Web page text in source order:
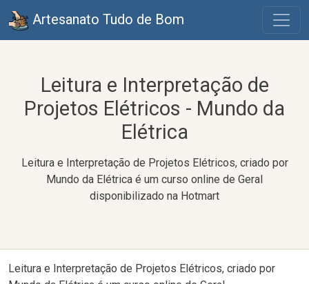
Artesanato Tudo de Bom
Leitura e Interpretação de
Projetos Elétricos - Mundo da
Elétrica
Leitura e Interpretação de Projetos Elétricos, criado por
Mundo da Elétrica é um curso online de Geral
disponibilizado na Hotmart
Leitura e Interpretação de Projetos Elétricos, criado por